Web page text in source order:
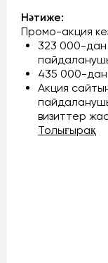
Нәтиже:
Промо-акция
323 000-дан
435 000-дан
Акция
визиттер
Толығырақ